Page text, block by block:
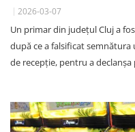
2026-03-07
Un primar din județul Cluj a
după ce a falsificat
de recepție, pentru a